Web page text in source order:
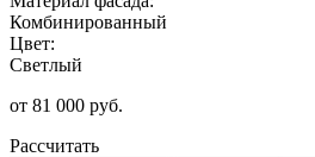
Комбинированный
Цвет:
Светлый
от 81 000 руб.
Рассчитать